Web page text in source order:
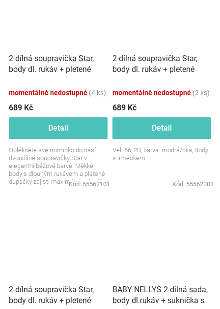
2-dílná soupravička Star,
body dl. rukáv + pletené
momentálně nedostupné (4 ks)
689 Kč
Detail
Oblékněte své miminko do naší
dvoudílné soupravičky Star v
elegantní béžové barvě. Měkké
body s dlouhým rukávem a pletené
dupačky zajistí maximální pohodlí a
Kód: 55562101
2-dílná soupravička Star,
body dl. rukáv + pletené
momentálně nedostupné (2 ks)
689 Kč
Detail
Vel. 56, 2D, barva: modrá/bílá, Body
s límečkem
Kód: 55562301
2-dílná soupravička Star,
body dl. rukáv + pletené
BABY NELLYS 2-dílná sada,
body dl.rukáv + suknička s